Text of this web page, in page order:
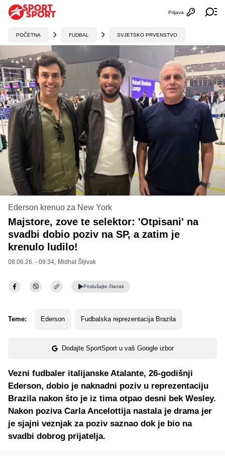
Otvori
Prijava
POČETNA FUDBAL SVJETSKO PRVENSTVO
Ederson krenuo za New York
Majstore, zove te selektor: 'Otpisani' na
svadbi dobio poziv na SP, a zatim je
krenulo ludilo!
08.06.26. - 09:34, Midhat Šljivak
Poslušajte članak
Teme: Ederson Fudbalska reprezentacija Brazila
Dodajte SportSport u vaš Google izbor
Vezni fudbaler italijanske Atalante, 26-godišnji
Ederson, dobio je naknadni poziv u reprezentaciju
Brazila nakon što je iz tima otpao desni bek Wesley.
Nakon poziva Carla Ancelottija nastala je drama jer
je sjajni veznjak za poziv saznao dok je bio na
svadbi dobrog prijatelja.